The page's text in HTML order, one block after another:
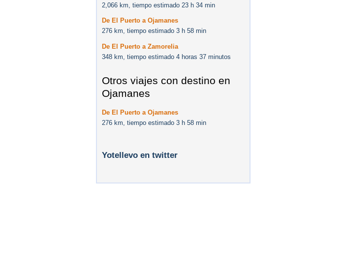
2,066 km, tiempo estimado 23 h 34 min
De El Puerto a Ojamanes
276 km, tiempo estimado 3 h 58 min
De El Puerto a Zamorelia
348 km, tiempo estimado 4 horas 37 minutos
Otros viajes con destino en
Ojamanes
De El Puerto a Ojamanes
276 km, tiempo estimado 3 h 58 min
Yotellevo en twitter